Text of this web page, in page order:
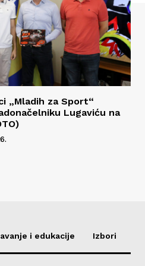
„Mladih za Sport“
Lugaviću na
i edukacije Izbori